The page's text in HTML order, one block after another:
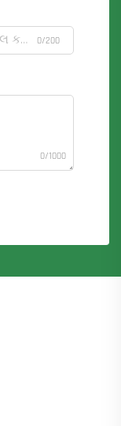
0/200
0/1000